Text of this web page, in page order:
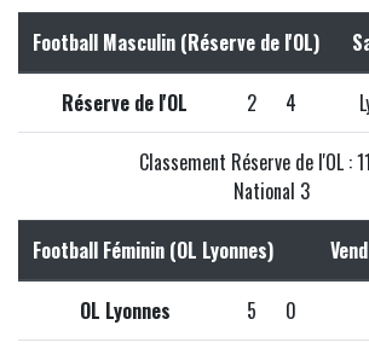
Football Masculin (Réserve de l'OL)
Réserve de l'OL 2 4
Classement Réserve de l'OL :
National 3
Football Féminin (OL Lyonnes)
OL Lyonnes 5 0